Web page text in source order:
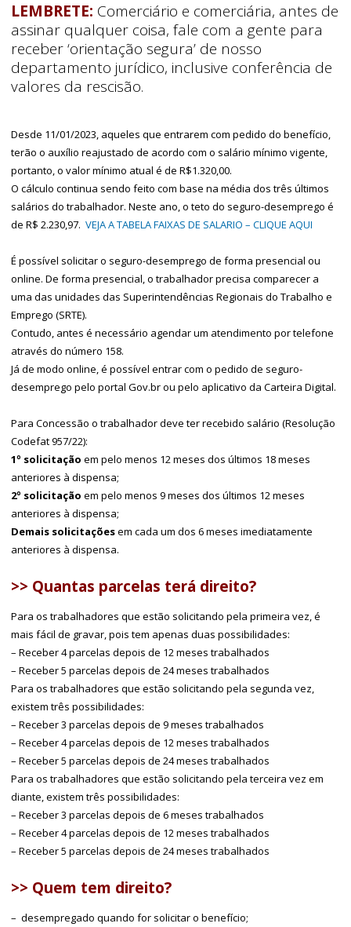
LEMBRETE: Comerciário e comerciária, antes de
assinar qualquer coisa, fale com a gente para
receber ‘orientação segura’ de nosso
departamento jurídico, inclusive conferência de
valores da rescisão.
Desde 11/01/2023, aqueles que entrarem com pedido do benefício,
terão o auxílio reajustado de acordo com o salário mínimo vigente,
portanto, o valor mínimo atual é de R$1.320,00.
O cálculo continua sendo feito com base na média dos três últimos
salários do trabalhador. Neste ano, o teto do seguro-desemprego é
de R$ 2.230,97. VEJA A TABELA FAIXAS DE SALARIO – CLIQUE AQUI
É possível solicitar o seguro-desemprego de forma presencial ou
online. De forma presencial, o trabalhador precisa comparecer a
uma das unidades das Superintendências Regionais do Trabalho e
Emprego (SRTE).
Contudo, antes é necessário agendar um atendimento por telefone
através do número 158.
Já de modo online, é possível entrar com o pedido de seguro-
desemprego pelo portal Gov.br ou pelo aplicativo da Carteira Digital.
Para Concessão o trabalhador deve ter recebido salário (Resolução
Codefat 957/22):
1º solicitação em pelo menos 12 meses dos últimos 18 meses
anteriores à dispensa;
2º solicitação em pelo menos 9 meses dos últimos 12 meses
anteriores à dispensa;
Demais solicitaçõesem cada um dos 6 meses imediatamente
anteriores à dispensa.
>> Quantas parcelas terá direito?
Para os trabalhadores que estão solicitando pela primeira vez, é
mais fácil de gravar, pois tem apenas duas possibilidades:
– Receber 4 parcelas depois de 12 meses trabalhados
– Receber 5 parcelas depois de 24 meses trabalhados
Para os trabalhadores que estão solicitando pela segunda vez,
existem três possibilidades:
– Receber 3 parcelas depois de 9 meses trabalhados
– Receber 4 parcelas depois de 12 meses trabalhados
– Receber 5 parcelas depois de 24 meses trabalhados
Para os trabalhadores que estão solicitando pela terceira vez em
diante, existem três possibilidades:
– Receber 3 parcelas depois de 6 meses trabalhados
– Receber 4 parcelas depois de 12 meses trabalhados
– Receber 5 parcelas depois de 24 meses trabalhados
>> Quem tem direito?
– desempregado quando for solicitar o benefício;